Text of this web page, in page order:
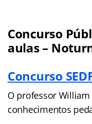
Concurso
aulas –
Concurso
O professor
conhecimentos